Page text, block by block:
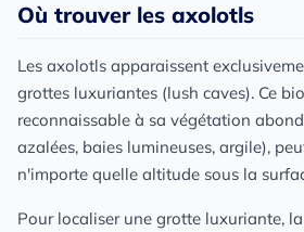
Où trouver les axolotls
Les axolotls apparaissent
grottes luxuriantes (lush caves). Ce
reconnaissable à sa végétation
azalées, baies lumineuses, argile),
n'importe quelle altitude sous la
Pour localiser une grotte luxuriante,